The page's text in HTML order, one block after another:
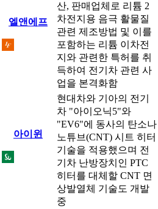
엘앤에프
산, 판매업체로 리튬 2
차전지용 음극 활물질
관련 제조방법 및 이를
포함하는 리튬 이차전
지와 관련한 특허를 취
득하여 전기차 관련 사
업을 본격화함
아이윈
현대차와 기아의 전기
차 "아이오닉5"와
"EV6"에 동사의 탄소나
노튜브(CNT) 시트 히터
기술을 적용했으며 전
기차 난방장치인 PTC
히터를 대체할 CNT 면
상발열체 기술도 개발
중